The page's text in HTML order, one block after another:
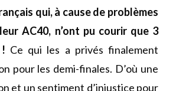
qui, à cause de problèmes
AC40, n’ont pu courir que 3
Ce qui les a privés finalement
pour les demi-finales. D’où une
et un sentiment d’injustice pour